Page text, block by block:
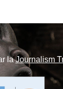
laJournalism